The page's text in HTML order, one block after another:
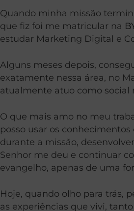
Quando minha missão
que fiz foi me matricular na
estudar Marketing Digital e
Alguns meses depois,
exatamente nessa área, no
atualmente atuo como social
O que mais amo no meu
posso usar os
durante a missão,
Senhor me deu e continuar
evangelho, apenas de uma
Hoje, quando olho para trás,
as experiências que vivi,